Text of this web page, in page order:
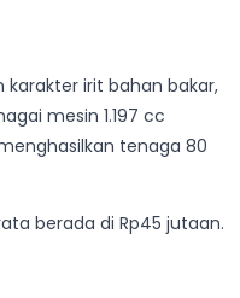
karakter irit bahan bakar,
mesin 1.197 cc
tenaga 80
berada di Rp45 jutaan.